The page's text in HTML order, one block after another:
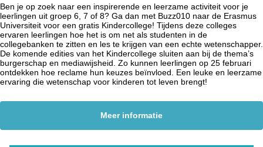
Ben je op zoek naar een inspirerende en leerzame activiteit voor je
leerlingen uit groep 6, 7 of 8? Ga dan met Buzz010 naar de Erasmus
Universiteit voor een gratis Kindercollege! Tijdens deze colleges
ervaren leerlingen hoe het is om net als studenten in de
collegebanken te zitten en les te krijgen van een echte wetenschapper.
De komende edities van het Kindercollege sluiten aan bij de thema’s
burgerschap en mediawijsheid. Zo kunnen leerlingen op 25 februari
ontdekken hoe reclame hun keuzes beïnvloed. Een leuke en leerzame
ervaring die wetenschap voor kinderen tot leven brengt!
Meer informatie